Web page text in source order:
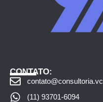
CONTATO:
___
contato@consultoria.vc
(11) 93701-6094